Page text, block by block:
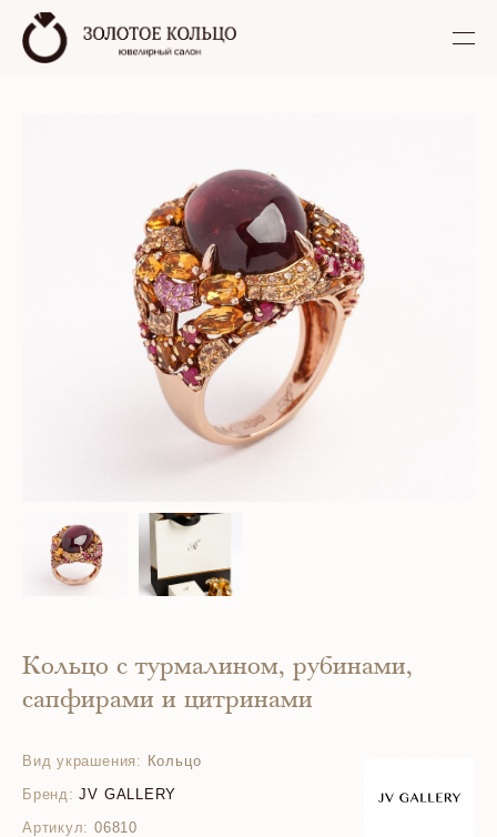
Кольцо с турмалином, рубинами,
сапфирами и цитринами
Вид украшения: Кольцо
Бренд: JV GALLERY
Артикул: 06810